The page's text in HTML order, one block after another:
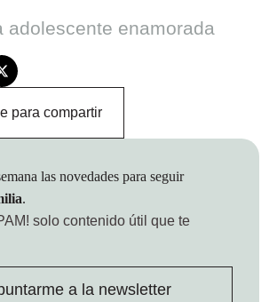
adolescente enamorada
para compartir
las novedades para seguir
.
solo contenido útil que te
a la newsletter